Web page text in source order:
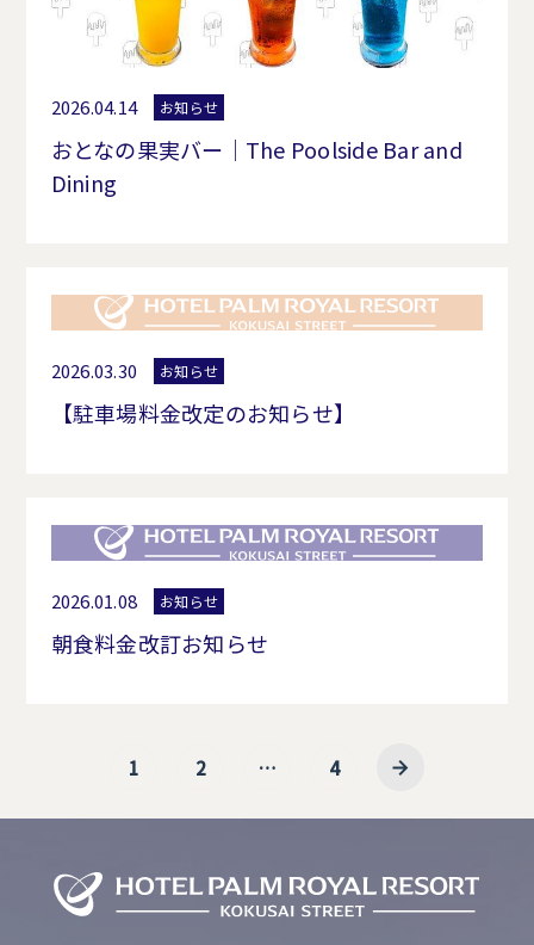
2026.04.14 お知らせ
おとなの果実バー｜The Poolside Bar and
Dining
2026.03.30 お知らせ
【駐車場料金改定のお知らせ】
2026.01.08 お知らせ
朝食料金改訂お知らせ
1 2 … 4